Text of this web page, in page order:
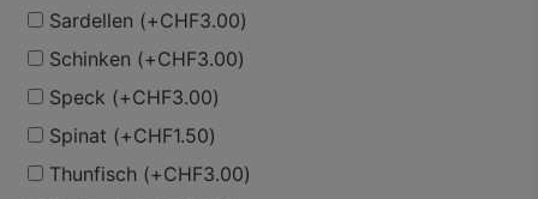
Sardellen (+CHF3.00)
Schinken (+CHF3.00)
Speck (+CHF3.00)
Spinat (+CHF1.50)
Thunfisch (+CHF3.00)